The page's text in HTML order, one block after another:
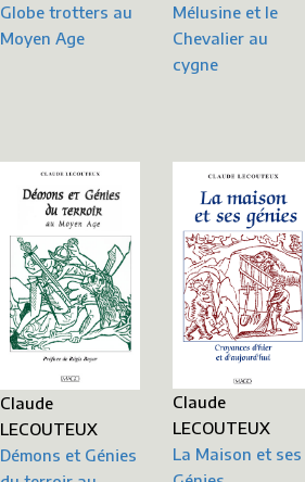
Globe trotters au
Moyen Age
Mélusine et le
Chevalier au
cygne
Claude
LECOUTEUX
Démons et Génies
Claude
LECOUTEUX
La Maison et ses